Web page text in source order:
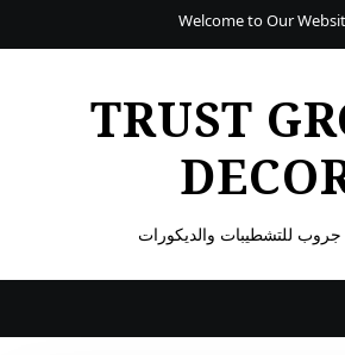
Welcome to Our
TRUST
للتشطيبات والديكورات